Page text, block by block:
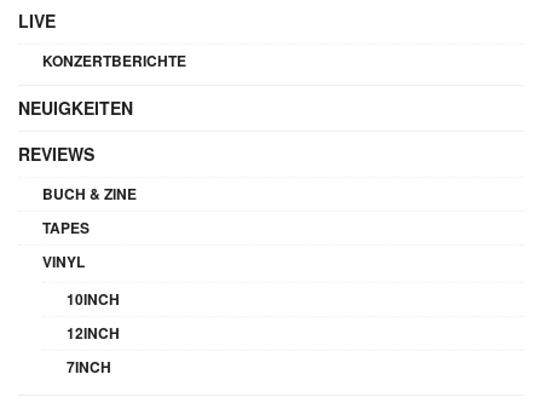
LIVE
KONZERTBERICHTE
NEUIGKEITEN
REVIEWS
BUCH & ZINE
TAPES
VINYL
10INCH
12INCH
7INCH